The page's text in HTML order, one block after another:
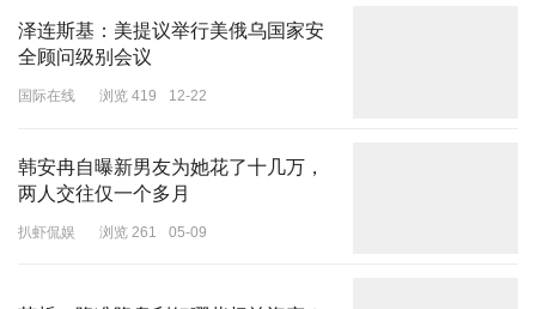
泽连斯基：美提议举行美俄乌国家安
全顾问级别会议
国际在线 浏览 419 12-22
韩安冉自曝新男友为她花了十几万，
两人交往仅一个多月
扒虾侃娱 浏览 261 05-09